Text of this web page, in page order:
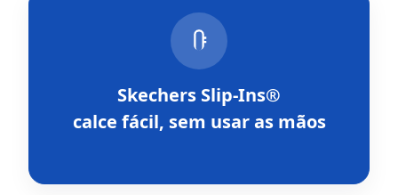
Skechers Slip-Ins®
calce fácil, sem usar as mãos